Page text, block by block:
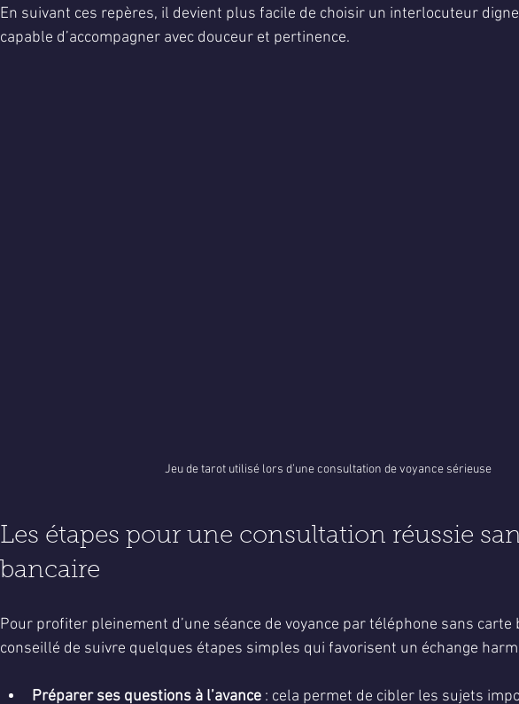
En suivant ces repères, il devient plus facile de choisir un interlocuteur
capable d’accompagner avec douceur et pertinence.
Jeu de tarot utilisé lors d’une consultation de voyance sérieuse
Les étapes pour une consultation réussie
bancaire
Pour profiter pleinement d’une séance de voyance par téléphone sans carte
conseillé de suivre quelques étapes simples qui favorisent un échange
Préparer ses questions à l’avance : cela permet de cibler les sujets